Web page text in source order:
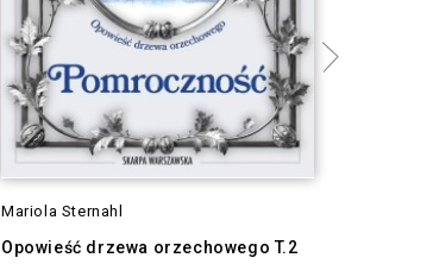
Mariola Sternahl
Opowieść drzewa orzechowego T.2